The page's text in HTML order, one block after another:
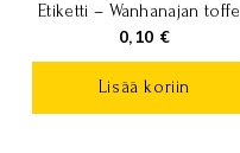
Etiketti – Wanhanajan
0,10 €
Lisää koriin